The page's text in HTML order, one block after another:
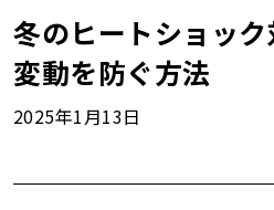
冬のヒートショッ
変動を防ぐ方法
2025年1月13日